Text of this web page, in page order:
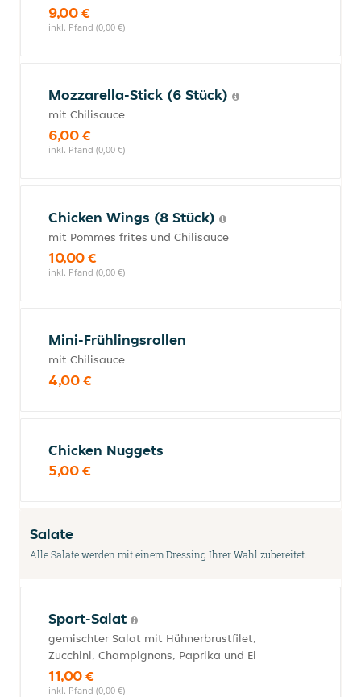
9,00 €
inkl. Pfand (0,00 €)
Mozzarella-Stick (6 Stück)
mit Chilisauce
6,00 €
inkl. Pfand (0,00 €)
Chicken Wings (8 Stück)
mit Pommes frites und Chilisauce
10,00 €
inkl. Pfand (0,00 €)
Mini-Frühlingsrollen
mit Chilisauce
4,00 €
Chicken Nuggets
5,00 €
Salate
Alle Salate werden mit einem Dressing Ihrer Wahl zubereitet.
Sport-Salat
gemischter Salat mit Hühnerbrustfilet,
Zucchini, Champignons, Paprika und Ei
11,00 €
inkl. Pfand (0,00 €)